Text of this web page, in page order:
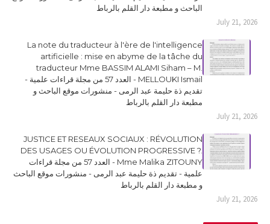
الباحث و مطبعة دار القلم بالرباط
July 21, 2026
La note du traducteur à l'ère de l'intelligence
artificielle : mise en abyme de la tâche du
traducteur Mme BASSIM ALAMI Siham – M.
MELLOUKI Ismail - العدد 57 من مجلة قراءات علمية -
تقديم ذة حليمة عبد الرمى - منشورات موقع الباحث و
مطبعة دار القلم بالرباط
July 21, 2026
JUSTICE ET RESEAUX SOCIAUX : RÉVOLUTION
DES USAGES OU ÉVOLUTION PROGRESSIVE ?.
Mme Malika ZITOUNY - العدد 57 من مجلة قراءات
علمية - تقديم ذة حليمة عبد الرمى - منشورات موقع الباحث
و مطبعة دار القلم بالرباط
July 21, 2026